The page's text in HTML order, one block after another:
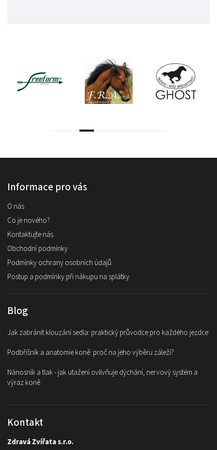
Informace pro vás
O nás
Co je nového?
Kontaktujte nás
Obchodní podmínky
Podmínky ochrany osobních údajů
Postup a podmínky při nákupu na splátky
Blog
Jak zabránit klouzání sedla: praktický průvodce pro každého jezdce
Podbřišník a anatomie koně: proč na jeho výběru záleží?
Nánosník a tlak - jak utažení ovlivňuje dýchání, nervový systém a
výraz koně
Kontakt
Zdravá Zvířata s.r.o.